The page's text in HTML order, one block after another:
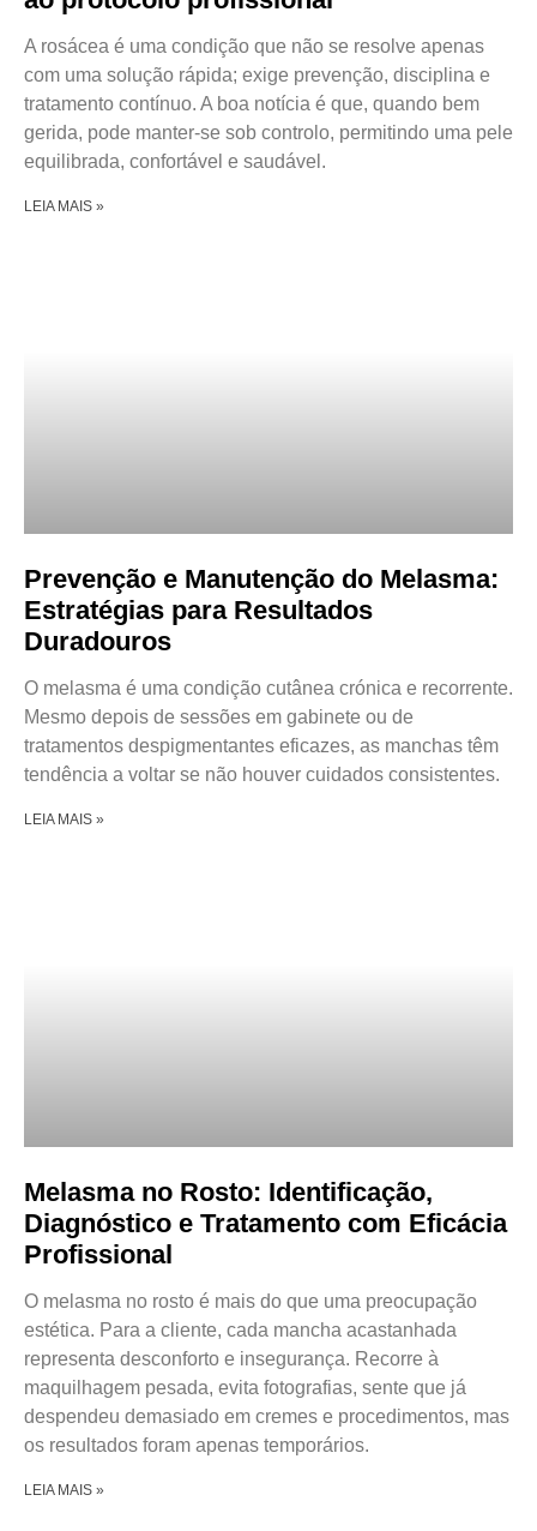
A rosácea é uma condição que não se resolve apenas
com uma solução rápida; exige prevenção, disciplina e
tratamento contínuo. A boa notícia é que, quando bem
gerida, pode manter-se sob controlo, permitindo uma pele
equilibrada, confortável e saudável.
LEIA MAIS »
Prevenção e Manutenção do Melasma:
Estratégias para Resultados
Duradouros
O melasma é uma condição cutânea crónica e recorrente.
Mesmo depois de sessões em gabinete ou de
tratamentos despigmentantes eficazes, as manchas têm
tendência a voltar se não houver cuidados consistentes.
LEIA MAIS »
Melasma no Rosto: Identificação,
Diagnóstico e Tratamento com Eficácia
Profissional
O melasma no rosto é mais do que uma preocupação
estética. Para a cliente, cada mancha acastanhada
representa desconforto e insegurança. Recorre à
maquilhagem pesada, evita fotografias, sente que já
despendeu demasiado em cremes e procedimentos, mas
os resultados foram apenas temporários.
LEIA MAIS »